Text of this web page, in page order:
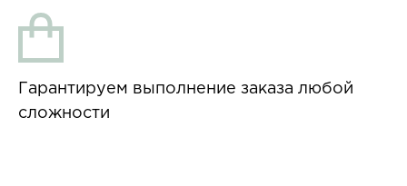
Гарантируем выполнение заказа любой
сложности